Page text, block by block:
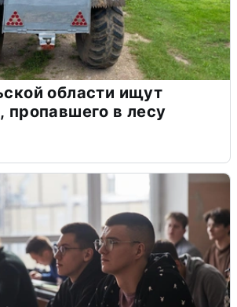
области ищут
пропавшего в лесу